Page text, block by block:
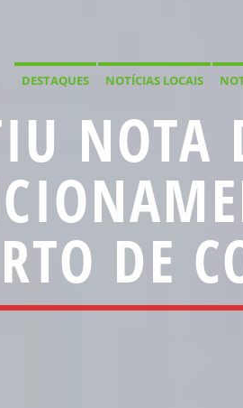
DESTAQUES NOTÍCIAS LOCAIS
NOTA
DE